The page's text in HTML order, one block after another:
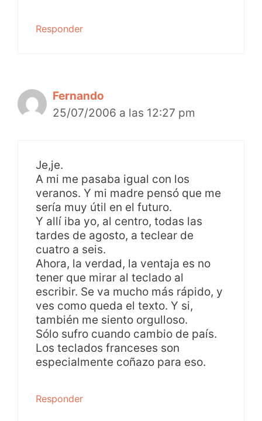
Responder
Fernando
25/07/2006 a las 12:27 pm
Je,je.
A mi me pasaba igual con los
veranos. Y mi madre pensó que me
sería muy útil en el futuro.
Y allí iba yo, al centro, todas las
tardes de agosto, a teclear de
cuatro a seis.
Ahora, la verdad, la ventaja es no
tener que mirar al teclado al
escribir. Se va mucho más rápido, y
ves como queda el texto. Y si,
también me siento orgulloso.
Sólo sufro cuando cambio de país.
Los teclados franceses son
especialmente coñazo para eso.
Responder